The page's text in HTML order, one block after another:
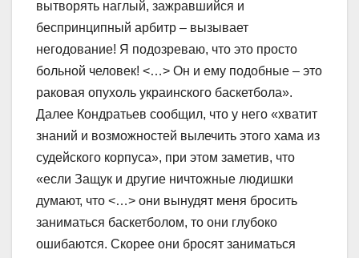
вытворять наглый, зажравшийся и
беспринципный арбитр – вызывает
негодование! Я подозреваю, что это просто
больной человек! <…> Он и ему подобные – это
раковая опухоль украинского баскетбола».
Далее Кондратьев сообщил, что у него «хватит
знаний и возможностей вылечить этого хама из
судейского корпуса», при этом заметив, что
«если Защук и другие ничтожные людишки
думают, что <…> они вынудят меня бросить
заниматься баскетболом, то они глубоко
ошибаются. Скорее они бросят заниматься